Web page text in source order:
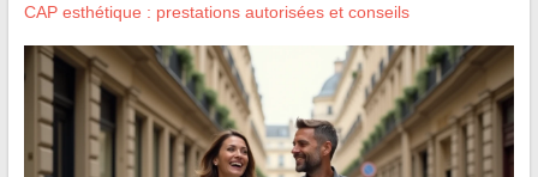
CAP esthétique : prestations autorisées et conseils